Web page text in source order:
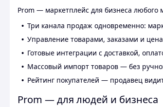
Prom — маркетплейс для бизнеса любого
Три канала продаж одновременно:
Управление товарами, заказами и
Готовые интеграции с доставкой,
Массовый импорт товаров — без
Рейтинг покупателей — продавец
Prom — для людей и бизнеса